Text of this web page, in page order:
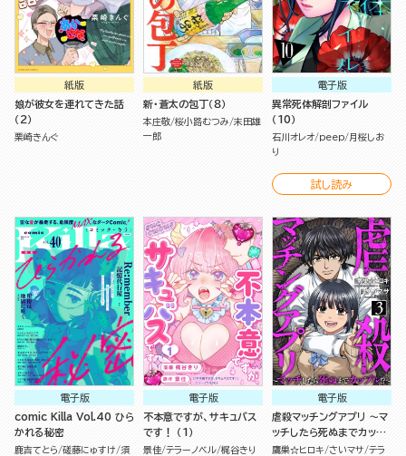
紙版
娘が彼女を連れてきた話
（２）
栗崎きんぐ
紙版
新・蒼太の包丁（８）
本庄敬 桜小路むつみ 末田雄
一郎
電子版
異常死体解剖ファイル
（10）
石川オレオ peep
月桜しお
り
試し読み
電子版
comic Killa Vol.40 ひら
かれる秘密
鹿吉てとら 磋藤にゅすけ 須
電子版
不本意ですが、サキュバス
です！ （1）
景佳 テラーノベル 梶谷きり
電子版
虐殺マッチングアプリ ～マ
ッチしたら死ぬまでカップ
ル!?～ （3）
鷹巣☆ヒロキ さいマサ テラ